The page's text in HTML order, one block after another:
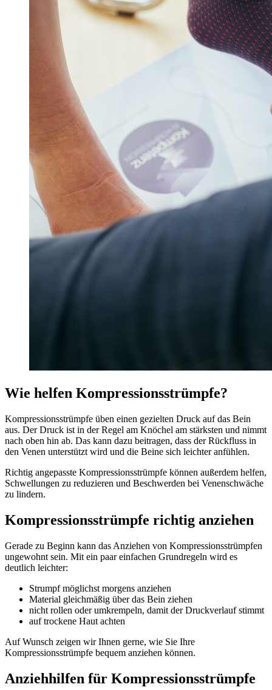
Wie helfen Kompressionsstrümpfe?
Kompressionsstrümpfe üben einen gezielten Druck auf das Bein
aus. Der Druck ist in der Regel am Knöchel am stärksten und nimmt
nach oben hin ab. Das kann dazu beitragen, dass der Rückfluss in
den Venen unterstützt wird und die Beine sich leichter anfühlen.
Richtig angepasste Kompressionsstrümpfe können außerdem helfen,
Schwellungen zu reduzieren und Beschwerden bei Venenschwäche
zu lindern.
Kompressionsstrümpfe richtig anziehen
Gerade zu Beginn kann das Anziehen von Kompressionsstrümpfen
ungewohnt sein. Mit ein paar einfachen Grundregeln wird es
deutlich leichter:
Strumpf möglichst morgens anziehen
Material gleichmäßig über das Bein ziehen
nicht rollen oder umkrempeln, damit der Druckverlauf stimmt
auf trockene Haut achten
Auf Wunsch zeigen wir Ihnen gerne, wie Sie Ihre
Kompressionsstrümpfe bequem anziehen können.
Anziehhilfen für Kompressionsstrümpfe